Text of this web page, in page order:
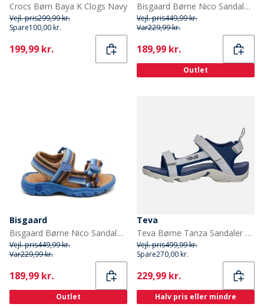
Crocs Børn Baya K Clogs Navy
Vejl. pris299,99 kr.
Spare100,00 kr.
Current
199,99 kr.
Bisgaard Børne Nico Sandaler Lemon Mix
Vejl. pris449,99 kr.
Var229,99 kr.
Current
189,99 kr.
Outlet
Bisgaard
Bisgaard Børne Nico Sandaler Cobalt Mix
Vejl. pris449,99 kr.
Var229,99 kr.
Current
189,99 kr.
Outlet
Teva
Teva Børne Tanza Sandaler Grå/Navy
Vejl. pris499,99 kr.
Spare270,00 kr.
Current
229,99 kr.
Halv pris eller mindre